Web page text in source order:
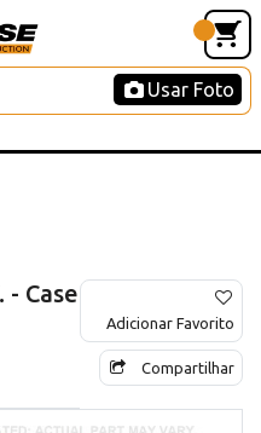
Usar Foto
- Case
Adicionar Favorito
Compartilhar